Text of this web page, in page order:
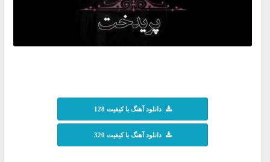
دانلود آهنگ با کیفیت 128
دانلود آهنگ با کیفیت 320